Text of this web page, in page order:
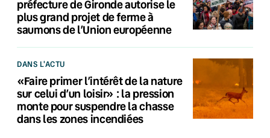
préfecture de Gironde autorise le
plus grand projet de ferme à
saumons de l’Union européenne
DANS L'ACTU
«Faire primer l’intérêt de la nature
sur celui d’un loisir» : la pression
monte pour suspendre la chasse
dans les zones incendiées